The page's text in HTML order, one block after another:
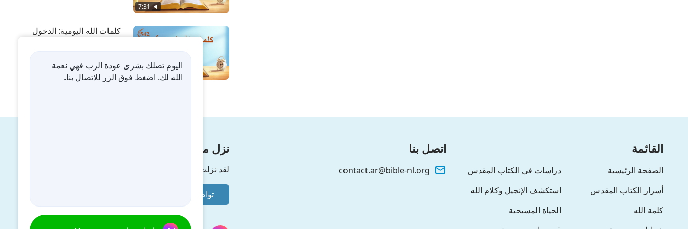
7:31
كلمات الله اليومية: الدخول
القائمة
الصفحة الرئيسية
دراسات فى الكتاب المقدس
أسرار الكتاب المقدس
استكشف الإنجيل وكلام الله
كلمة الله
الحياة المسيحية
اتصل بنا
contact.ar@bible-nl.org
نزل ملكوت الله.
لقد نزلت المملكة بالفعل إلى الأرض! هل تريد دخوله؟
تواصل معنا عبر Messenger
اليوم تصلك بشرى عودة الرب فهي نعمة
الله لك. اضغط فوق الزر للاتصال بنا.